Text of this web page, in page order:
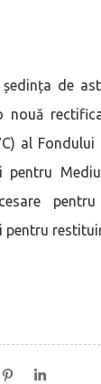
de
nouă
al
pentru
pentru